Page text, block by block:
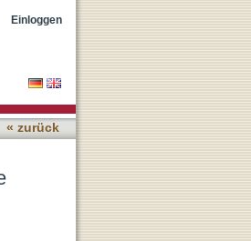
Einloggen
« zurück